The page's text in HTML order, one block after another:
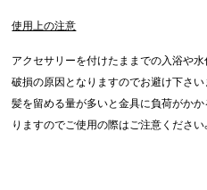
使用上の注意
アクセサリーを付けたままでの入浴や水
破損の原因となりますのでお避け下さい
髪を留める量が多いと金具に負荷がかか
りますのでご使用の際はご注意ください